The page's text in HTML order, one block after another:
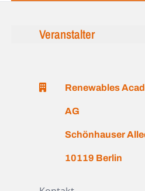
Veranstalter
Renewables
AG
Schönhauser
10119 Berlin